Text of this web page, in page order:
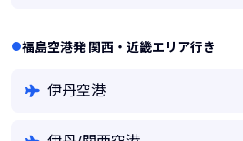
福島空港発 関西・近畿エリア行き
伊丹空港